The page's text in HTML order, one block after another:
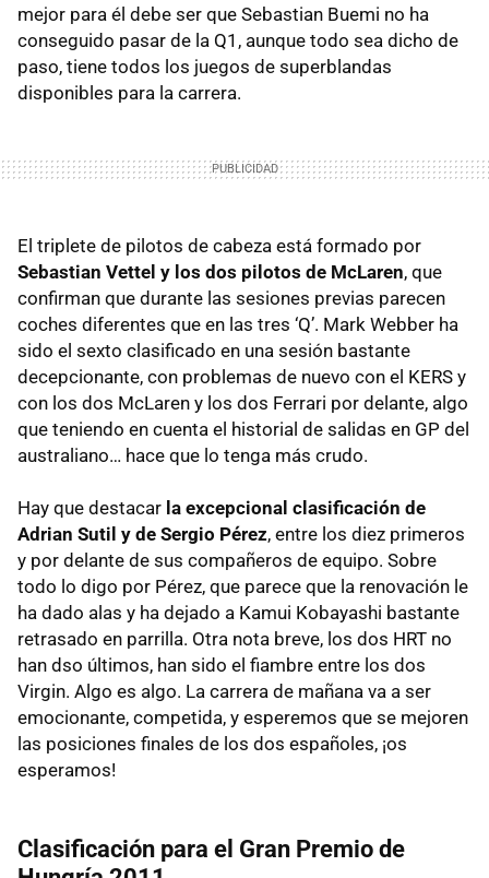
mejor para él debe ser que Sebastian Buemi no ha
conseguido pasar de la Q1, aunque todo sea dicho de
paso, tiene todos los juegos de superblandas
disponibles para la carrera.
El triplete de pilotos de cabeza está formado por
Sebastian Vettel y los dos pilotos de McLaren, que
confirman que durante las sesiones previas parecen
coches diferentes que en las tres ‘Q’. Mark Webber ha
sido el sexto clasificado en una sesión bastante
decepcionante, con problemas de nuevo con el KERS y
con los dos McLaren y los dos Ferrari por delante, algo
que teniendo en cuenta el historial de salidas en GP del
australiano… hace que lo tenga más crudo.
Hay que destacar la excepcional clasificación de
Adrian Sutil y de Sergio Pérez, entre los diez primeros
y por delante de sus compañeros de equipo. Sobre
todo lo digo por Pérez, que parece que la renovación le
ha dado alas y ha dejado a Kamui Kobayashi bastante
retrasado en parrilla. Otra nota breve, los dos HRT no
han dso últimos, han sido el fiambre entre los dos
Virgin. Algo es algo. La carrera de mañana va a ser
emocionante, competida, y esperemos que se mejoren
las posiciones finales de los dos españoles, ¡os
esperamos!
Clasificación para el Gran Premio de